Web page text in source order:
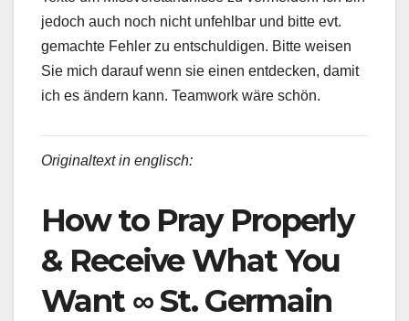
jedoch auch noch nicht unfehlbar und bitte evt.
gemachte Fehler zu entschuldigen. Bitte weisen
Sie mich darauf wenn sie einen entdecken, damit
ich es ändern kann. Teamwork wäre schön.
Originaltext in englisch:
How to Pray Properly
& Receive What You
Want ∞ St. Germain